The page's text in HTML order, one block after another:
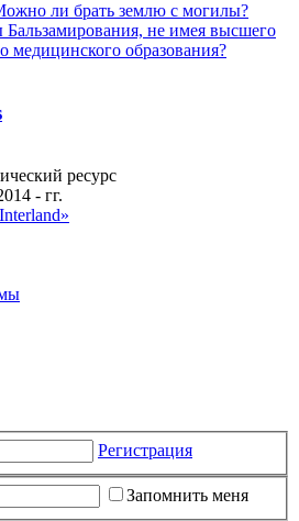
ли брать землю с могилы?
не имея высшего
медицинского образования?
ресурс
- гг.
Регистрация
Запомнить меня